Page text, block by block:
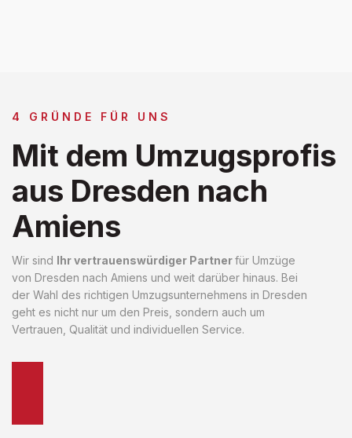
4 GRÜNDE FÜR UNS
Mit dem Umzugsprofis
aus Dresden nach
Amiens
Wir sind Ihr vertrauenswürdiger Partnerfür Umzüge
von Dresden nach Amiens und weit darüber hinaus. Bei
der Wahl des richtigen Umzugsunternehmens in Dresden
geht es nicht nur um den Preis, sondern auch um
Vertrauen, Qualität und individuellen Service.